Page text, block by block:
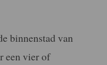
binnenstad van
een vier of